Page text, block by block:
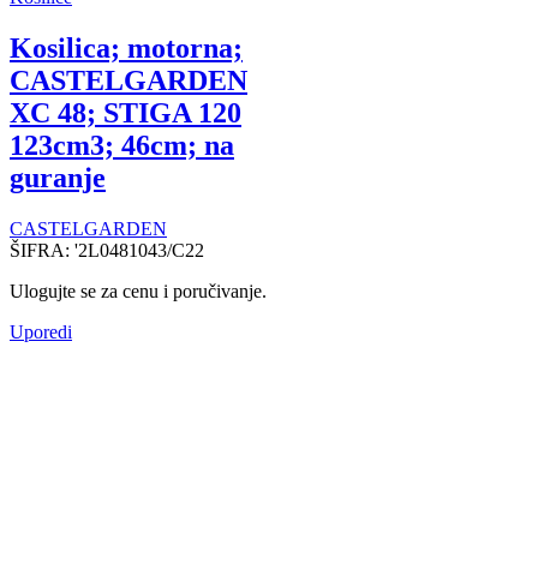
Kosilica; motorna;
CASTELGARDEN
XC 48; STIGA 120
123cm3; 46cm; na
guranje
CASTELGARDEN
ŠIFRA: '2L0481043/C22
Ulogujte se za cenu i poručivanje.
Uporedi